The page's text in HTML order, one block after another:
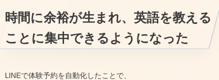
時間に余裕が生まれ、英語を教える
ことに集中できるようになった
LINEで体験予約を自動化したことで、